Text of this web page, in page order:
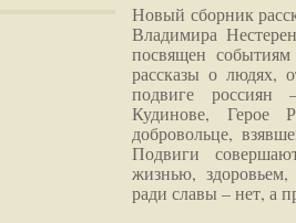
Новый сборник
Владимира
посвящен
рассказы о людях,
подвиге россиян
Кудинове, Герое
добровольце,
Подвиги
жизнью,
ради славы – нет, а